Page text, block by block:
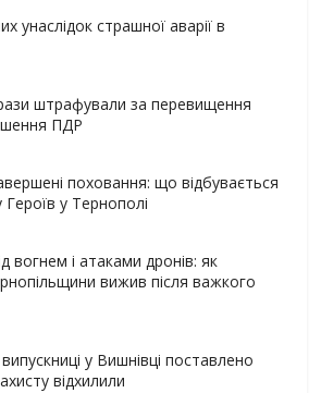
унаслідок страшної аварії в
штрафували за перевищення
ПДР
поховання: що відбувається
у Тернополі
вогнем і атаками дронів: як
вижив після важкого
у Вишнівці поставлено
відхилили